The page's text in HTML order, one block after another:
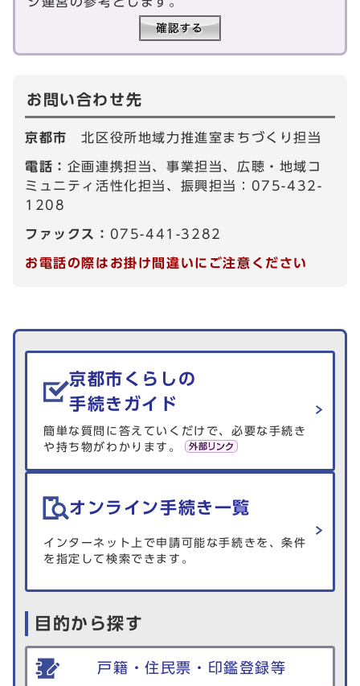
お問い合わせ先
京都市北区役所地域力推進室まちづくり担当
電話： 企画連携担当、事業担当、広聴・地域コ
ミュニティ活性化担当、振興担当：075-432-
1208
ファックス： 075-441-3282
お電話の際はお掛け間違いにご注意ください
生活情報を探す
京都市くらしの
手続きガイド
簡単な質問に答えていくだけで、必要な手続き
や持ち物がわかります。
オンライン手続き一覧
インターネット上で申請可能な手続きを、条件
を指定して検索できます。
目的から探す
戸籍・住民票・印鑑登録等